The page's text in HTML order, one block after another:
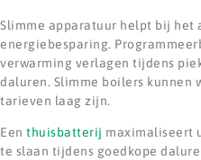
Slimme apparatuur helpt bij het
energiebesparing.
verwarming verlagen tijdens
daluren. Slimme boilers kunnen
tarieven laag zijn.
Een thuisbatterij maximaliseert
te slaan tijdens goedkope